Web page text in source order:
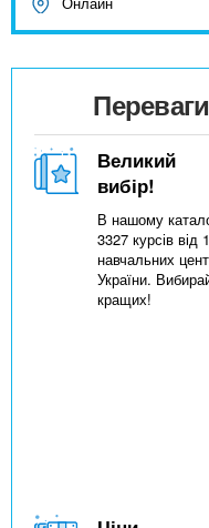
Великий
вибір!
В нашому
3327 курсів від
навчальних
України.
кращих!